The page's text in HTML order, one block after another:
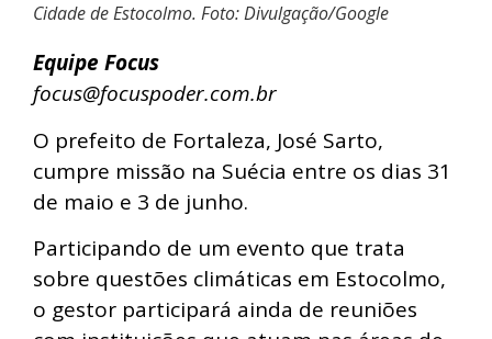
Cidade de Estocolmo. Foto: Divulgação/Google
Equipe Focus
focus@focuspoder.com.br
O prefeito de Fortaleza, José Sarto,
cumpre missão na Suécia entre os dias 31
de maio e 3 de junho.
Participando de um evento que trata
sobre questões climáticas em Estocolmo,
o gestor participará ainda de reuniões